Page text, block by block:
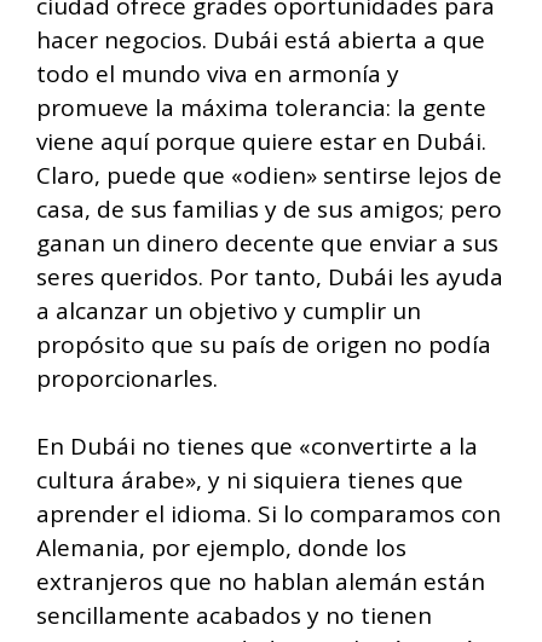
hacer negocios. Dubái está abierta a que
todo el mundo viva en armonía y
promueve la máxima tolerancia: la gente
viene aquí porque quiere estar en Dubái.
Claro, puede que «odien» sentirse lejos de
casa, de sus familias y de sus amigos; pero
ganan un dinero decente que enviar a sus
seres queridos. Por tanto, Dubái les ayuda
a alcanzar un objetivo y cumplir un
propósito que su país de origen no podía
proporcionarles.
En Dubái no tienes que «convertirte a la
cultura árabe», y ni siquiera tienes que
aprender el idioma. Si lo comparamos con
Alemania, por ejemplo, donde los
extranjeros que no hablan alemán están
sencillamente acabados y no tienen